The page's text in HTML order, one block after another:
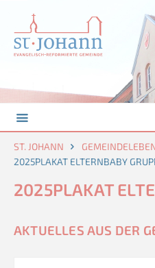
ST. JOHANN
2025PLAKAT ELTERNBABY
2025PLAKAT
AKTUELLES AUS DER